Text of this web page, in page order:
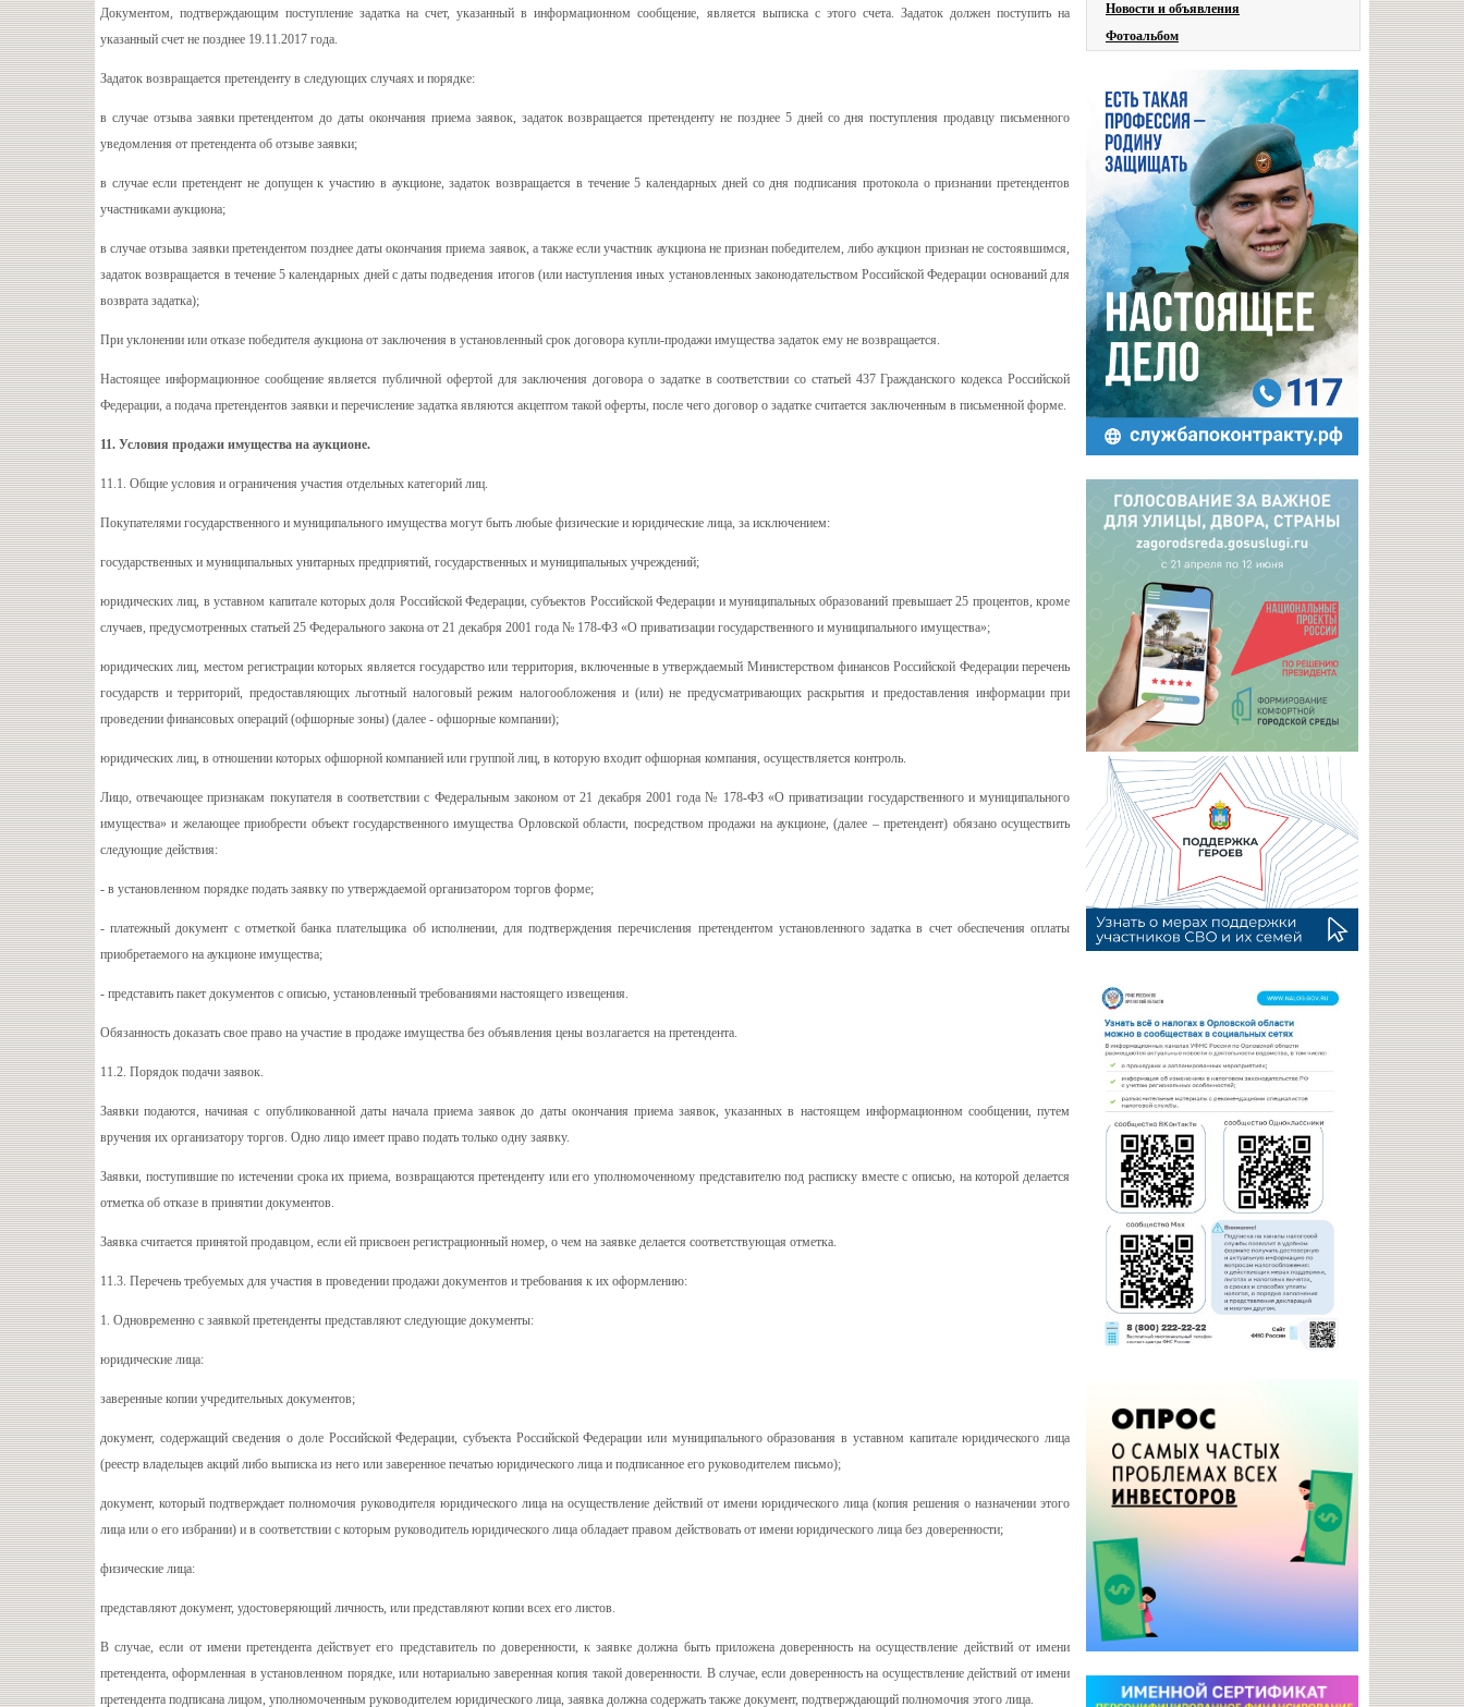
Документом, подтверждающим поступление задатка на счет, указанный в информационном сообщение, является выписка с этого счета. Задаток должен поступить на
указанный счет не позднее 19.11.2017 года.
Задаток возвращается претенденту в следующих случаях и порядке:
в случае отзыва заявки претендентом до даты окончания приема заявок, задаток возвращается претенденту не позднее 5 дней со дня поступления продавцу письменного
уведомления от претендента об отзыве заявки;
в случае если претендент не допущен к участию в аукционе, задаток возвращается в течение 5 календарных дней со дня подписания протокола о признании претендентов
участниками аукциона;
в случае отзыва заявки претендентом позднее даты окончания приема заявок, а также если участник аукциона не признан победителем, либо аукцион признан не состоявшимся,
задаток возвращается в течение 5 календарных дней с даты подведения итогов (или наступления иных установленных законодательством Российской Федерации оснований для
возврата задатка);
При уклонении или отказе победителя аукциона от заключения в установленный срок договора купли-продажи имущества задаток ему не возвращается.
Настоящее информационное сообщение является публичной офертой для заключения договора о задатке в соответствии со статьей 437 Гражданского кодекса Российской
Федерации, а подача претендентов заявки и перечисление задатка являются акцептом такой оферты, после чего договор о задатке считается заключенным в письменной форме.
11. Условия продажи имущества на аукционе.
11.1. Общие условия и ограничения участия отдельных категорий лиц.
Покупателями государственного и муниципального имущества могут быть любые физические и юридические лица, за исключением:
государственных и муниципальных унитарных предприятий, государственных и муниципальных учреждений;
юридических лиц, в уставном капитале которых доля Российской Федерации, субъектов Российской Федерации и муниципальных образований превышает 25 процентов, кроме
случаев, предусмотренных статьей 25 Федерального закона от 21 декабря 2001 года № 178-ФЗ «О приватизации государственного и муниципального имущества»;
юридических лиц, местом регистрации которых является государство или территория, включенные в утверждаемый Министерством финансов Российской Федерации перечень
государств и территорий, предоставляющих льготный налоговый режим налогообложения и (или) не предусматривающих раскрытия и предоставления информации при
проведении финансовых операций (офшорные зоны) (далее - офшорные компании);
юридических лиц, в отношении которых офшорной компанией или группой лиц, в которую входит офшорная компания, осуществляется контроль.
Лицо, отвечающее признакам покупателя в соответствии с Федеральным законом от 21 декабря 2001 года № 178-ФЗ «О приватизации государственного и муниципального
имущества» и желающее приобрести объект государственного имущества Орловской области, посредством продажи на аукционе, (далее – претендент) обязано осуществить
следующие действия:
- в установленном порядке подать заявку по утверждаемой организатором торгов форме;
- платежный документ с отметкой банка плательщика об исполнении, для подтверждения перечисления претендентом установленного задатка в счет обеспечения оплаты
приобретаемого на аукционе имущества;
- представить пакет документов с описью, установленный требованиями настоящего извещения.
Обязанность доказать свое право на участие в продаже имущества без объявления цены возлагается на претендента.
11.2. Порядок подачи заявок.
Заявки подаются, начиная с опубликованной даты начала приема заявок до даты окончания приема заявок, указанных в настоящем информационном сообщении, путем
вручения их организатору торгов. Одно лицо имеет право подать только одну заявку.
Заявки, поступившие по истечении срока их приема, возвращаются претенденту или его уполномоченному представителю под расписку вместе с описью, на которой делается
отметка об отказе в принятии документов.
Заявка считается принятой продавцом, если ей присвоен регистрационный номер, о чем на заявке делается соответствующая отметка.
11.3. Перечень требуемых для участия в проведении продажи документов и требования к их оформлению:
1. Одновременно с заявкой претенденты представляют следующие документы:
юридические лица:
заверенные копии учредительных документов;
документ, содержащий сведения о доле Российской Федерации, субъекта Российской Федерации или муниципального образования в уставном капитале юридического лица
(реестр владельцев акций либо выписка из него или заверенное печатью юридического лица и подписанное его руководителем письмо);
документ, который подтверждает полномочия руководителя юридического лица на осуществление действий от имени юридического лица (копия решения о назначении этого
лица или о его избрании) и в соответствии с которым руководитель юридического лица обладает правом действовать от имени юридического лица без доверенности;
физические лица:
представляют документ, удостоверяющий личность, или представляют копии всех его листов.
В случае, если от имени претендента действует его представитель по доверенности, к заявке должна быть приложена доверенность на осуществление действий от имени
претендента, оформленная в установленном порядке, или нотариально заверенная копия такой доверенности. В случае, если доверенность на осуществление действий от имени
претендента подписана лицом, уполномоченным руководителем юридического лица, заявка должна содержать также документ, подтверждающий полномочия этого лица.
Новости и объявления
Фотоальбом